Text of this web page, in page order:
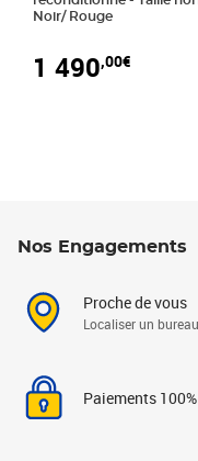
Noir/ Rouge
1 490,00€
Nos Engagements
Proche de vous
Localiser un
Paiements